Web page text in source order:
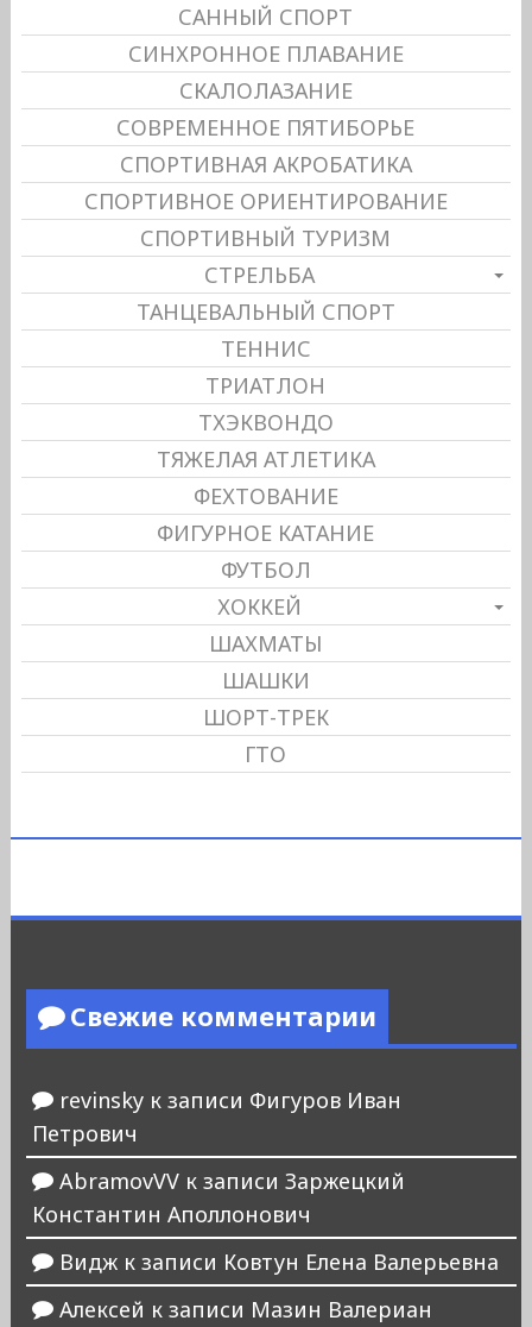
САННЫЙ СПОРТ
СИНХРОННОЕ ПЛАВАНИЕ
СКАЛОЛАЗАНИЕ
СОВРЕМЕННОЕ ПЯТИБОРЬЕ
СПОРТИВНАЯ АКРОБАТИКА
СПОРТИВНОЕ ОРИЕНТИРОВАНИЕ
СПОРТИВНЫЙ ТУРИЗМ
СТРЕЛЬБА
ТАНЦЕВАЛЬНЫЙ СПОРТ
ТЕННИС
ТРИАТЛОН
ТХЭКВОНДО
ТЯЖЕЛАЯ АТЛЕТИКА
ФЕХТОВАНИЕ
ФИГУРНОЕ КАТАНИЕ
ФУТБОЛ
ХОККЕЙ
ШАХМАТЫ
ШАШКИ
ШОРТ-ТРЕК
ГТО
Свежие комментарии
revinskyк записи Фигуров Иван
Петрович
AbramovVVк записи Заржецкий
Константин Аполлонович
Виджк записи Ковтун Елена Валерьевна
Алексей к записи Мазин Валериан